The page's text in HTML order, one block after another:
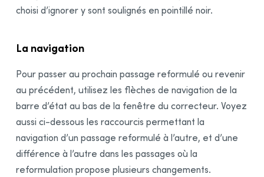
choisi d’ignorer y sont soulignés en pointillé noir.
La navigation
Pour passer au prochain passage reformulé ou revenir
au précédent, utilisez les flèches de navigation de la
barre d’état au bas de la fenêtre du correcteur. Voyez
aussi ci-dessous les raccourcis permettant la
navigation d’un passage reformulé à l’autre, et d’une
différence à l’autre dans les passages où la
reformulation propose plusieurs changements.